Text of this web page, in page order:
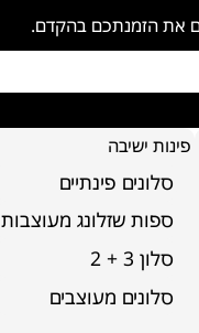
את הזמנתכם בהקדם.
פינות ישיבה
סלונים פינתיים
ספות שזלונג מעוצבות
סלון 3 + 2
סלונים מעוצבים
דונטלה